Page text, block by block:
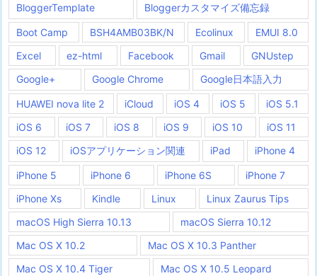
BloggerTemplate
Bloggerカスタマイズ備忘録
Boot Camp BSH4AMB03BK/N Ecolinux
EMUI 8.0
Excel
ez-html Facebook Gmail
GNUstep
Google+
Google Chrome Google日本語入力
HUAWEI nova lite 2 iCloud iOS 4 iOS 5
iOS 5.1
iOS 6
iOS 7 iOS 8 iOS 9 iOS 10
iOS 11
iOS 12
iOSアプリケーション関連 iPad iPhone 4
iPhone 5 iPhone 6 iPhone 6S
iPhone 7
iPhone Xs
Kindle Linux
Linux Zaurus Tips
macOS High Sierra 10.13
macOS Sierra 10.12
Mac OS X 10.2
Mac OS X 10.3 Panther
Mac OS X 10.4 Tiger
Mac OS X 10.5 Leopard